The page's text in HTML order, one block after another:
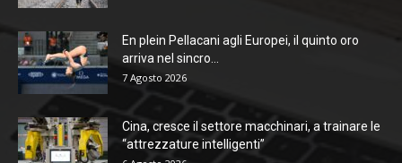
En plein Pellacani agli Europei, il quinto oro
arriva nel sincro...
7 Agosto 2026
Cina, cresce il settore macchinari, a trainare le
“attrezzature intelligenti”